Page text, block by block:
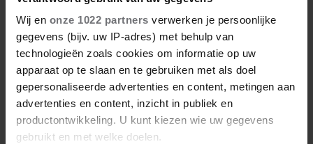
Wij en onze 1022 partners verwerken je persoonlijke
gegevens (bijv. uw IP-adres) met behulp van
technologieën zoals cookies om informatie op uw
apparaat op te slaan en te gebruiken met als doel
gepersonaliseerde advertenties en content, metingen aan
advertenties en content, inzicht in publiek en
productontwikkeling. U kunt kiezen wie uw gegevens
gebruikt en met welke doelen.